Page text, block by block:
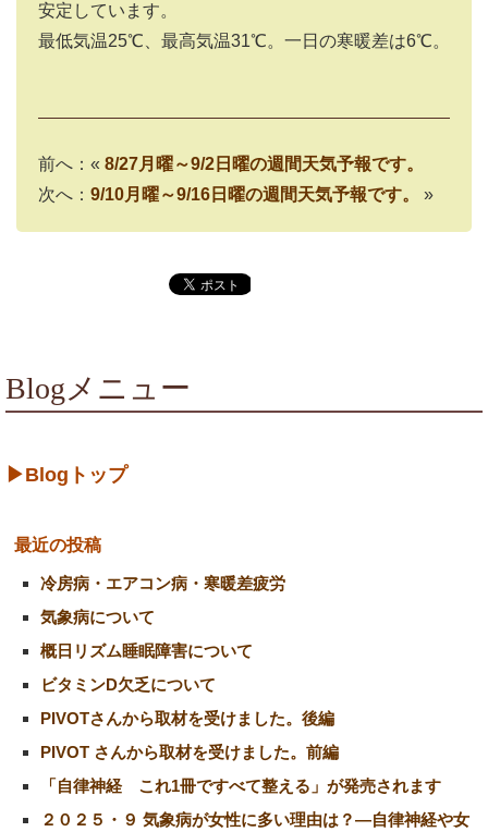
安定しています。
最低気温25℃、最高気温31℃。一日の寒暖差は6℃。
前へ：« 8/27月曜～9/2日曜の週間天気予報です。
次へ： 9/10月曜～9/16日曜の週間天気予報です。 »
Blogメニュー
▶Blogトップ
最近の投稿
冷房病・エアコン病・寒暖差疲労
気象病について
概日リズム睡眠障害について
ビタミンD欠乏について
PIVOTさんから取材を受けました。後編
PIVOT さんから取材を受けました。前編
「自律神経 これ1冊ですべて整える」が発売されます
２０２５・９ 気象病が女性に多い理由は？―自律神経や女